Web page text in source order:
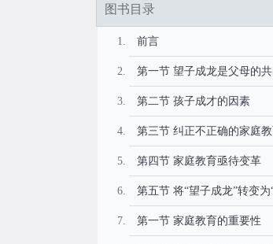
图书目录
前言
第一节 望子成龙是父母的
第二节 孩子成才的因素
第三节 纠正不正确的家庭
第四节 家庭教育亟待变革
第一节 家庭教育的重要性